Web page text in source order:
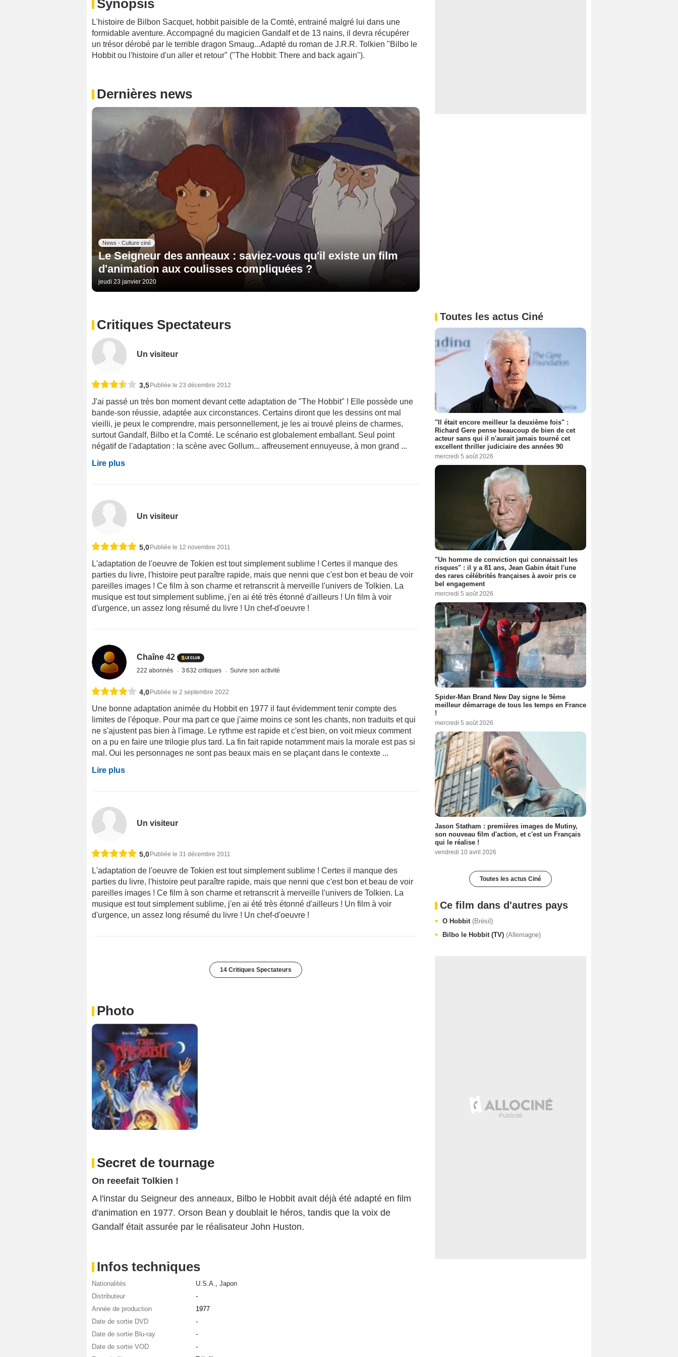
Synopsis
L'histoire de Bilbon Sacquet, hobbit paisible de la Comté, entrainé malgré lui dans une
formidable aventure. Accompagné du magicien Gandalf et de 13 nains, il devra récupérer
un trésor dérobé par le terrible dragon Smaug...Adapté du roman de J.R.R. Tolkien "Bilbo le
Hobbit ou l'histoire d'un aller et retour" ("The Hobbit: There and back again").
Dernières news
News - Culture ciné
Le Seigneur des anneaux : saviez-vous qu'il existe un film
d'animation aux coulisses compliquées ?
jeudi 23 janvier 2020
Critiques Spectateurs
Un visiteur
3,5 Publiée le 23 décembre 2012
J'ai passé un très bon moment devant cette adaptation de "The Hobbit" ! Elle possède une
bande-son réussie, adaptée aux circonstances. Certains diront que les dessins ont mal
vieilli, je peux le comprendre, mais personnellement, je les ai trouvé pleins de charmes,
surtout Gandalf, Bilbo et la Comté. Le scénario est globalement emballant. Seul point
négatif de l'adaptation : la scène avec Gollum... affreusement ennuyeuse, à mon grand ...
Lire plus
Un visiteur
5,0 Publiée le 12 novembre 2011
L'adaptation de l'oeuvre de Tokien est tout simplement sublime ! Certes il manque des
parties du livre, l'histoire peut paraître rapide, mais que nenni que c'est bon et beau de voir
pareilles images ! Ce film à son charme et retranscrit à merveille l'univers de Tolkien. La
musique est tout simplement sublime, j'en ai été très étonné d'ailleurs ! Un film à voir
d'urgence, un assez long résumé du livre ! Un chef-d'oeuvre !
Chaîne 42
222 abonnés 3 632 critiques Suivre son activité
4,0 Publiée le 2 septembre 2022
Une bonne adaptation animée du Hobbit en 1977 il faut évidemment tenir compte des
limites de l'époque. Pour ma part ce que j'aime moins ce sont les chants, non traduits et qui
ne s'ajustent pas bien à l'image. Le rythme est rapide et c'est bien, on voit mieux comment
on a pu en faire une trilogie plus tard. La fin fait rapide notamment mais la morale est pas si
mal. Oui les personnages ne sont pas beaux mais en se plaçant dans le contexte ...
Lire plus
Un visiteur
5,0 Publiée le 31 décembre 2011
L'adaptation de l'oeuvre de Tokien est tout simplement sublime ! Certes il manque des
parties du livre, l'histoire peut paraître rapide, mais que nenni que c'est bon et beau de voir
pareilles images ! Ce film à son charme et retranscrit à merveille l'univers de Tolkien. La
musique est tout simplement sublime, j'en ai été très étonné d'ailleurs ! Un film à voir
d'urgence, un assez long résumé du livre ! Un chef-d'oeuvre !
14 Critiques Spectateurs
Photo
Secret de tournage
On reeefait Tolkien !
A l'instar du Seigneur des anneaux, Bilbo le Hobbit avait déjà été adapté en film
d'animation en 1977. Orson Bean y doublait le héros, tandis que la voix de
Gandalf était assurée par le réalisateur John Huston.
Infos techniques
Nationalités U.S.A., Japon
Distributeur
-
Année de production
1977
Date de sortie DVD
-
Date de sortie Blu-ray
-
Date de sortie VOD
-
Toutes les actus Ciné
"Il était encore meilleur la deuxième fois" :
Richard Gere pense beaucoup de bien de cet
acteur sans qui il n'aurait jamais tourné cet
excellent thriller judiciaire des années 90
mercredi 5 août 2026
"Un homme de conviction qui connaissait les
risques" : il y a 81 ans, Jean Gabin était l'une
des rares célébrités françaises à avoir pris ce
bel engagement
mercredi 5 août 2026
Spider-Man Brand New Day signe le 9ème
meilleur démarrage de tous les temps en France
!
mercredi 5 août 2026
Jason Statham : premières images de Mutiny,
son nouveau film d'action, et c'est un Français
qui le réalise !
vendredi 10 avril 2026
Toutes les actus Ciné
Ce film dans d'autres pays
O Hobbit (Brésil)
Bilbo le Hobbit (TV) (Allemagne)